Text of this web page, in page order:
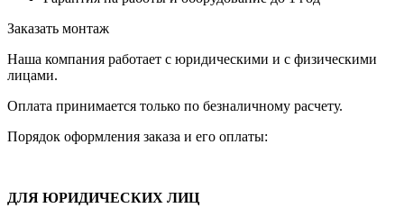
Заказать монтаж
Наша компания работает с юридическими и с физическими
лицами.
Оплата принимается только по безналичному расчету.
Порядок оформления заказа и его оплаты:
ДЛЯ ЮРИДИЧЕСКИХ ЛИЦ